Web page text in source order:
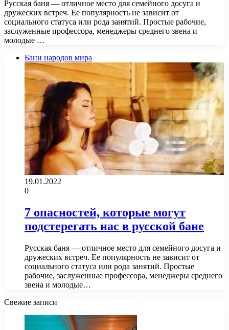
Русская баня ― отличное место для семейного досуга и
дружеских встреч. Ее популярность не зависит от
социального статуса или рода занятий. Простые рабочие,
заслуженные профессора, менеджеры среднего звена и
молодые …
Бани народов мира
19.01.2022
0
7 опасностей, которые могут
подстерегать нас в русской бане
Русская баня ― отличное место для семейного досуга и
дружеских встреч. Ее популярность не зависит от
социального статуса или рода занятий. Простые
рабочие, заслуженные профессора, менеджеры среднего
звена и молодые…
Свежие записи